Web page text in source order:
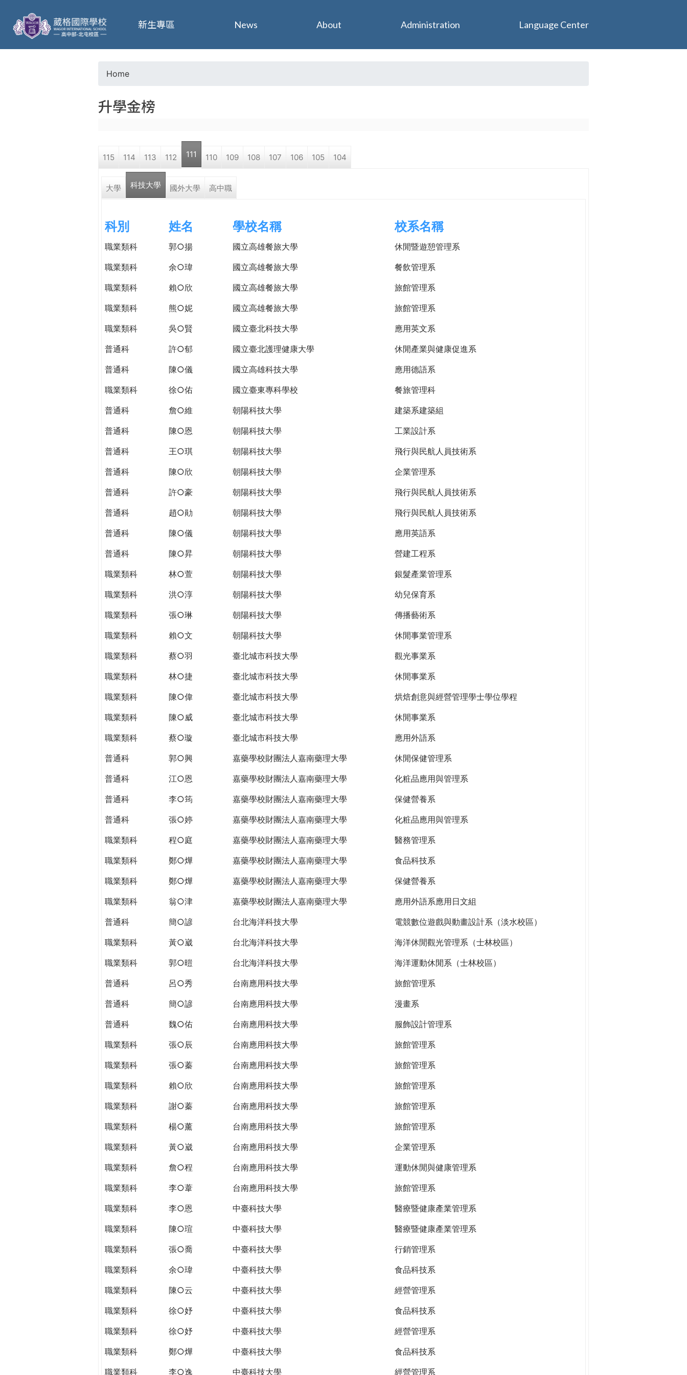
葳
格
o
a
r
h
e
r
e
Home
升學金榜
115 114 113 112 111 110 109 108 107 106 105 104
大學 科技大學 國外大學 高中職
科別 姓名 學校名稱 校系名稱
職業類科 郭○揚 國立高雄餐旅大學
休閒暨遊憩管理系
職業類科
余○瑋 國立高雄餐旅大學
餐飲管理系
職業類科
賴○欣 國立高雄餐旅大學
旅館管理系
職業類科
熊○妮 國立高雄餐旅大學
旅館管理系
職業類科
吳○賢 國立臺北科技大學
應用英文系
普通科
許○郁 國立臺北護理健康大學
休閒產業與健康促進系
普通科
陳○儀 國立高雄科技大學
應用德語系
職業類科
徐○佑 國立臺東專科學校
餐旅管理科
普通科
詹○維 朝陽科技大學
建築系建築組
普通科
陳○恩 朝陽科技大學
工業設計系
普通科
王○琪 朝陽科技大學
飛行與民航人員技術系
普通科
陳○欣 朝陽科技大學
企業管理系
普通科
許○豪 朝陽科技大學
飛行與民航人員技術系
普通科
趙○勛 朝陽科技大學
飛行與民航人員技術系
普通科
陳○儀 朝陽科技大學
應用英語系
普通科
陳○昇 朝陽科技大學
營建工程系
職業類科
林○萱 朝陽科技大學
銀髮產業管理系
職業類科
洪○淳 朝陽科技大學
幼兒保育系
職業類科
張○琳 朝陽科技大學
傳播藝術系
職業類科
賴○文 朝陽科技大學
休閒事業管理系
職業類科
蔡○羽 臺北城市科技大學
觀光事業系
職業類科
林○捷 臺北城市科技大學
休閒事業系
職業類科
陳○偉 臺北城市科技大學
烘焙創意與經營管理學士學位學程
職業類科
陳○威 臺北城市科技大學
休閒事業系
職業類科
蔡○璇 臺北城市科技大學
應用外語系
普通科
郭○興 嘉藥學校財團法人嘉南藥理大學
休閒保健管理系
普通科
江○恩 嘉藥學校財團法人嘉南藥理大學
化粧品應用與管理系
普通科
李○筠 嘉藥學校財團法人嘉南藥理大學
保健營養系
普通科
張○婷 嘉藥學校財團法人嘉南藥理大學
化粧品應用與管理系
職業類科
程○庭 嘉藥學校財團法人嘉南藥理大學
醫務管理系
職業類科
鄭○燁 嘉藥學校財團法人嘉南藥理大學
食品科技系
職業類科
鄭○燁 嘉藥學校財團法人嘉南藥理大學
保健營養系
職業類科
翁○津 嘉藥學校財團法人嘉南藥理大學
應用外語系應用日文組
普通科
簡○諺 台北海洋科技大學
電競數位遊戲與動畫設計系（淡水校區）
職業類科
黃○崴 台北海洋科技大學
海洋休閒觀光管理系（士林校區）
職業類科
郭○暟 台北海洋科技大學
海洋運動休閒系（士林校區）
普通科
呂○秀 台南應用科技大學
旅館管理系
普通科
簡○諺 台南應用科技大學
漫畫系
普通科
魏○佑 台南應用科技大學
服飾設計管理系
職業類科
張○辰 台南應用科技大學
旅館管理系
職業類科
張○蓁 台南應用科技大學
旅館管理系
職業類科
賴○欣 台南應用科技大學
旅館管理系
職業類科
謝○蓁 台南應用科技大學
旅館管理系
職業類科
楊○薰 台南應用科技大學
旅館管理系
職業類科
黃○崴 台南應用科技大學
企業管理系
職業類科
詹○程 台南應用科技大學
運動休閒與健康管理系
職業類科
李○葦 台南應用科技大學
旅館管理系
職業類科
李○恩 中臺科技大學
醫療暨健康產業管理系
職業類科
陳○瑄 中臺科技大學
醫療暨健康產業管理系
職業類科
張○喬 中臺科技大學
行銷管理系
職業類科
余○瑋 中臺科技大學
食品科技系
職業類科
陳○云 中臺科技大學
經營管理系
職業類科
徐○妤 中臺科技大學
食品科技系
職業類科
徐○妤 中臺科技大學
經營管理系
職業類科
鄭○燁 中臺科技大學
食品科技系
職業類科
李○逸 中臺科技大學
經營管理系
新生專區 News About Administration Language Center